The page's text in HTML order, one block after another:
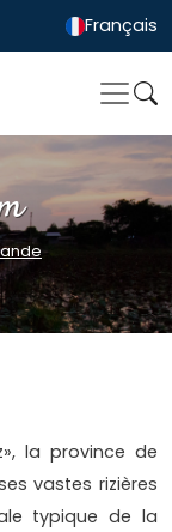
Français
la province de
vastes rizières
typique de la